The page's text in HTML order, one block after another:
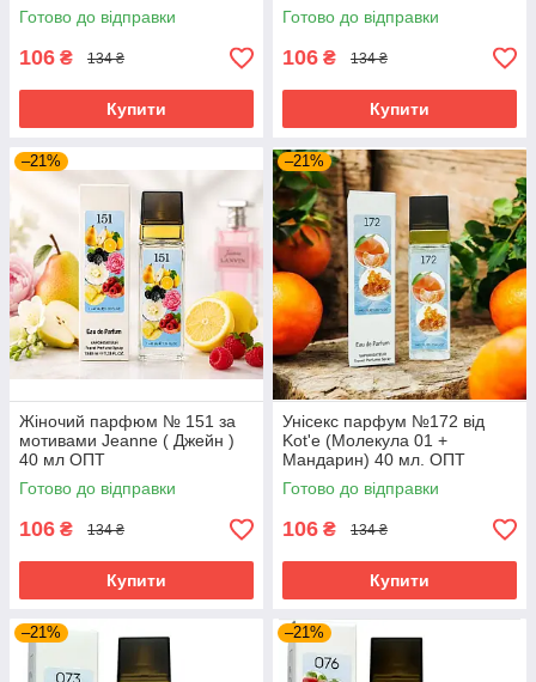
Готово до відправки
106 ₴ 134 ₴
Купити
Готово до відправки
106 ₴ 134 ₴
Купити
–21%
Жіночий парфюм № 151 за
мотивами Jeanne ( Джейн )
40 мл ОПТ
Готово до відправки
106 ₴ 134 ₴
Купити
–21%
Унісекс парфум №172 від
Kot'e (Молекула 01 +
Мандарин) 40 мл. ОПТ
Готово до відправки
106 ₴ 134 ₴
Купити
–21% –21%